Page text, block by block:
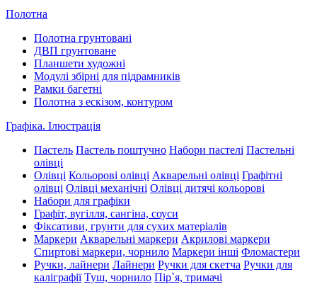
Полотна
Полотна грунтовані
ДВП грунтоване
Планшети художні
Модулі збірні для підрамників
Рамки багетні
Полотна з ескізом, контуром
Графіка. Ілюстрація
Пастель Пастель поштучно Набори пастелі Пастельні
олівці
Олівці Кольорові олівці Акварельні олівці Графітні
олівці Олівці механічні Олівці дитячі кольорові
Набори для графіки
Графіт, вугілля, сангіна, соуси
Фіксативи, грунти для сухих матеріалів
Маркери Акварельні маркери Акрилові маркери
Спиртові маркери, чорнило Маркери інші Фломастери
Ручки, лайнери Лайнери Ручки для скетча Ручки для
каліграфії Туш, чорнило Пір`я, тримачі